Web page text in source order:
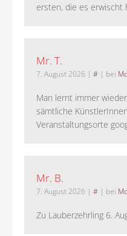
ersten, die es erwischt
Mr. T.
7. August 2026 | # | bei
Man lernt immer
sämtliche
Veranstaltungsorte
Mr. B.
7. August 2026 | # | bei
Zu Lauberzehrling 6.